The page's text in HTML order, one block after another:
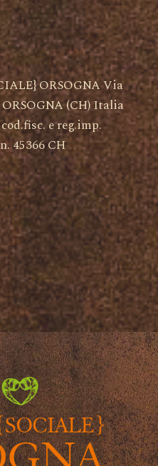
ORSOGNA Via
(CH) Italia
e reg.imp.
45366 CH